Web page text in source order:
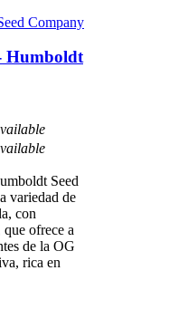
Company
Humboldt
Seed
variedad de
con
ofrece a
de la OG
rica en